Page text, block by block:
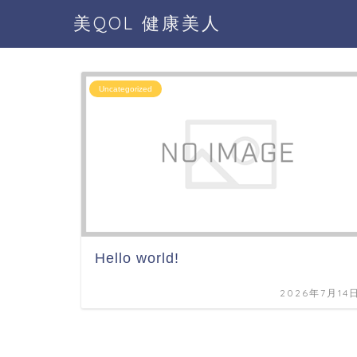
美QOL 健康美人
Uncategorized
Hello world!
2026年7月14